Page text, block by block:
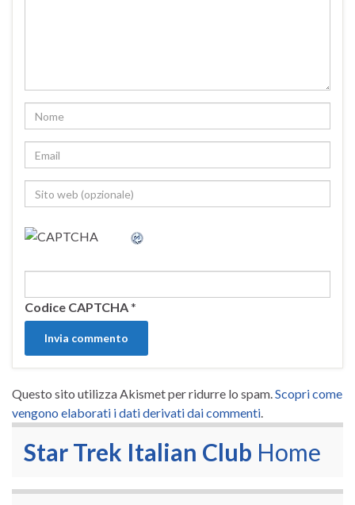
Codice CAPTCHA*
Questo sito utilizza Akismet per ridurre lo spam.Scopri come
vengono elaborati i dati derivati dai commenti.
Star Trek Italian Club Home